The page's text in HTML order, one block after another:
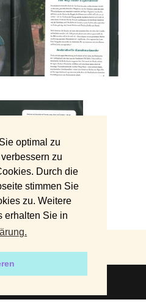
optimal zu
zu
Durch die
stimmen Sie
zu. Weitere
erhalten Sie in